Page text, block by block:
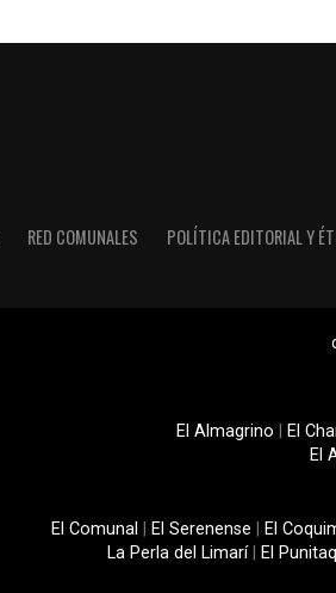
RED COMUNALES POLÍTICA EDITORIAL Y
El Almagrino El
El
El Comunal El Serenense El
La Perla del Limarí| El